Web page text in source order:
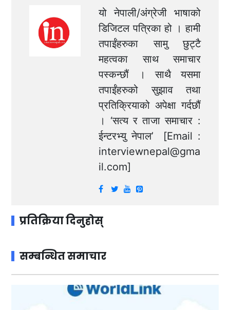
यो नेपाली/अंग्रेजी भाषाको
डिजिटल पत्रिका हो । हामी
तपाईंहरुका सामु छुट्टै
महत्वका साथ समाचार
पस्कन्छौं । साथै यसमा
तपाईंहरुको सुझाव तथा
प्रतिक्रियाको अपेक्षा गर्दछौं
। ‘सत्य र ताजा समाचार :
ईन्टरभ्यु नेपाल’ [Email :
interviewnepal@gma
il.com]
प्रतिक्रिया दिनुहोस्
सम्बन्धित समाचार